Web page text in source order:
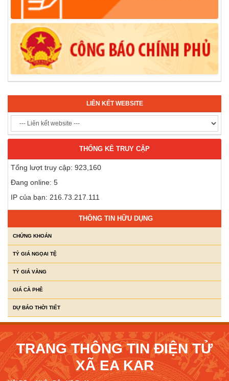
LIÊN KẾT WEBSITE
THỐNG KÊ TRUY CẬP
Tổng lượt truy cập: 923,160
Đang online: 5
IP của bạn: 216.73.217.111
THÔNG TIN HỮU DỤNG
CHỨNG KHOÁN
TỶ GIÁ NGỌAI TỆ
TỶ GIÁ VÀNG
GIÁ CÀ PHÊ
DỰ BÁO THỜI TIẾT
TRANG THÔNG TIN ĐIỆN TỬ
XÃ EA KAR